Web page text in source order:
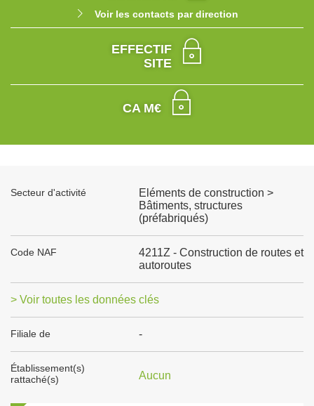
Voir les contacts par direction
EFFECTIF
SITE
CA M€
Secteur d'activité
Eléments de construction >
Bâtiments, structures
(préfabriqués)
Code NAF
4211Z - Construction de routes et
autoroutes
> Voir toutes les données clés
Filiale de -
Établissement(s)
rattaché(s)
Aucun